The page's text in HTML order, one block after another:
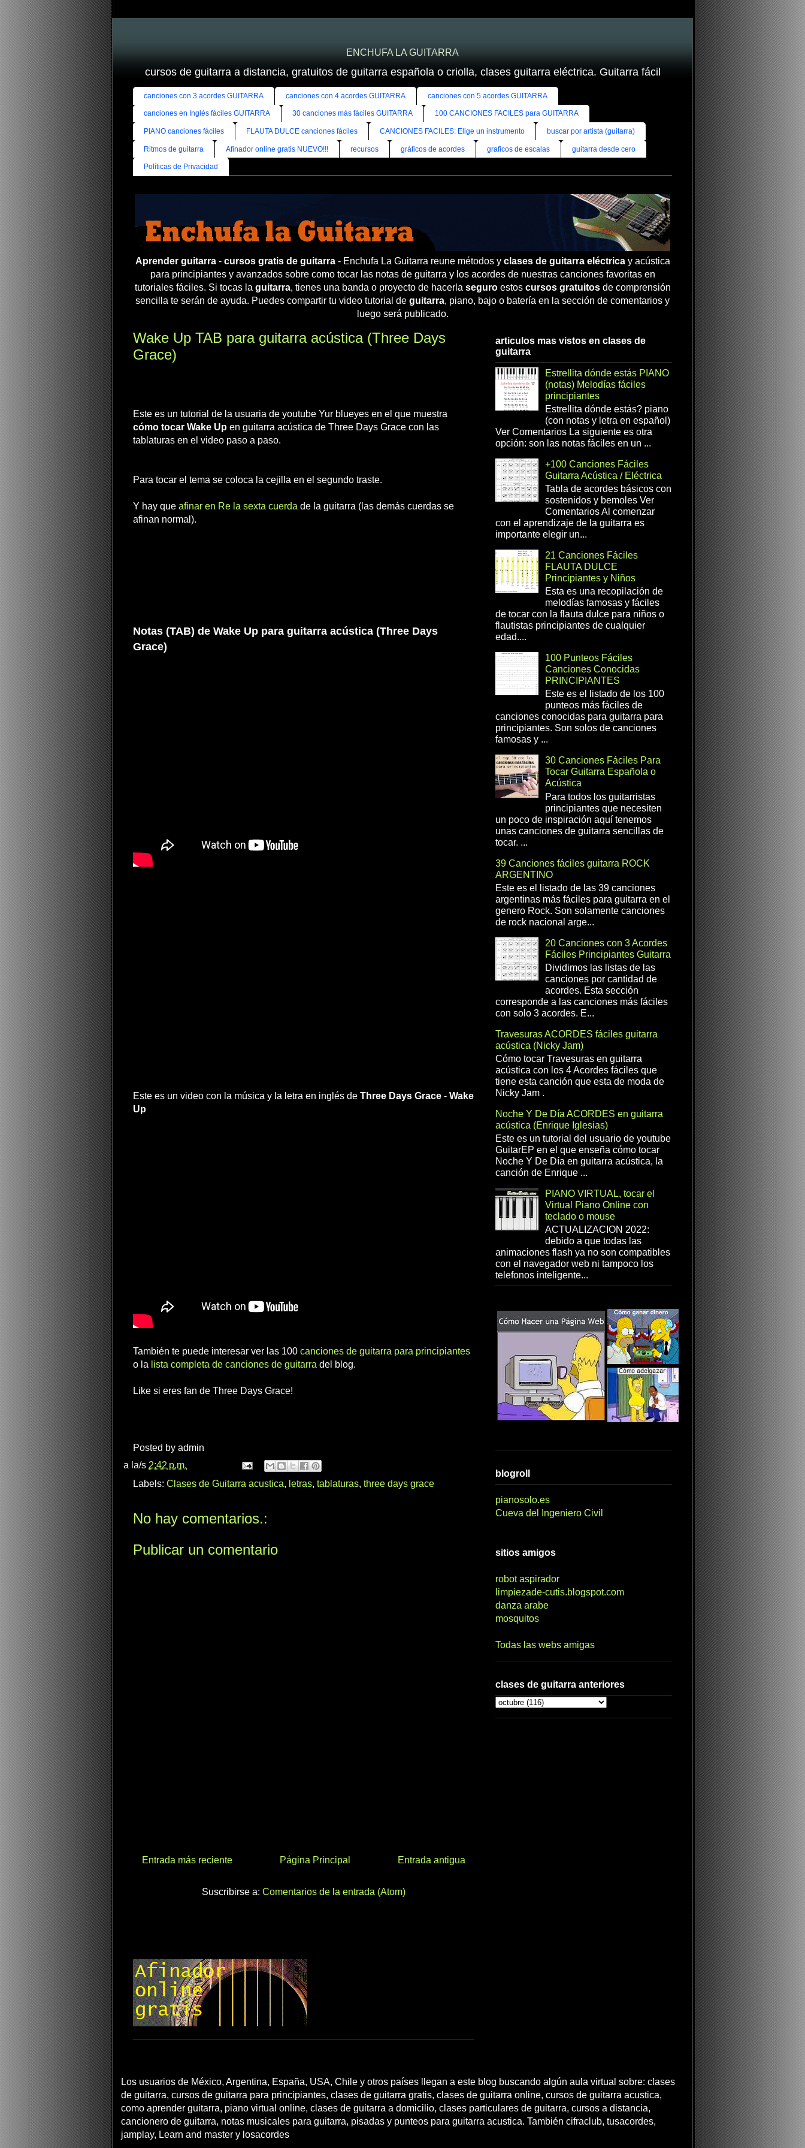
ENCHUFA LA GUITARRA
cursos de guitarra a distancia, gratuitos de guitarra española o criolla, clases guitarra eléctrica. Guitarra fácil
canciones con 3 acordes GUITARRA canciones con 4 acordes GUITARRA canciones con 5 acordes GUITARRA
canciones en Inglés fáciles GUITARRA 30 canciones más fáciles GUITARRA 100 CANCIONES FACILES para GUITARRA
PIANO canciones fáciles FLAUTA DULCE canciones fáciles CANCIONES FACILES: Elige un instrumento buscar por artista (guitarra)
Ritmos de guitarra Afinador online gratis NUEVO!!! recursos gráficos de acordes graficos de escalas guitarra desde cero
Políticas de Privacidad
Aprender guitarra- cursos gratis de guitarra- Enchufa La Guitarra reune métodos y clases de guitarra eléctricay acústica
para principiantes y avanzados sobre como tocar las notas de guitarra y los acordes de nuestras canciones favoritas en
tutoriales fáciles. Si tocas la guitarra, tienes una banda o proyecto de hacerla seguroestos cursos gratuitosde comprensión
sencilla te serán de ayuda. Puedes compartir tu video tutorial de guitarra, piano, bajo o batería en la sección de comentarios y
luego será publicado.
Wake Up TAB para guitarra acústica (Three Days
Grace)
Este es un tutorial de la usuaria de youtube Yur blueyes en el que muestra
cómo tocar Wake Up en guitarra acústica de Three Days Grace con las
tablaturas en el video paso a paso.
Para tocar el tema se coloca la cejilla en el segundo traste.
Y hay que afinar en Re la sexta cuerda de la guitarra (las demás cuerdas se
afinan normal).
Notas (TAB) de Wake Up para guitarra acústica (Three Days
Grace)
Este es un video con la música y la letra en inglés de Three Days Grace - Wake
Up
También te puede interesar ver las 100 canciones de guitarra para principiantes
o la lista completa de canciones de guitarra del blog.
Like si eres fan de Three Days Grace!
Posted by admin
a la/s 2:42 p.m.
Labels: Clases de Guitarra acustica, letras, tablaturas, three days grace
No hay comentarios.:
Publicar un comentario
Entrada más reciente Entrada antigua
Página Principal
Suscribirse a: Comentarios de la entrada (Atom)
articulos mas vistos en clases de
guitarra
Estrellita dónde estás PIANO
(notas) Melodías fáciles
principiantes
Estrellita dónde estás? piano
(con notas y letra en español)
Ver Comentarios La siguiente es otra
opción: son las notas fáciles en un ...
+100 Canciones Fáciles
Guitarra Acústica / Eléctrica
Tabla de acordes básicos con
sostenidos y bemoles Ver
Comentarios Al comenzar
con el aprendizaje de la guitarra es
importante elegir un...
21 Canciones Fáciles
FLAUTA DULCE
Principiantes y Niños
Esta es una recopilación de
melodías famosas y fáciles
de tocar con la flauta dulce para niños o
flautistas principiantes de cualquier
edad....
100 Punteos Fáciles
Canciones Conocidas
PRINCIPIANTES
Este es el listado de los 100
punteos más fáciles de
canciones conocidas para guitarra para
principiantes. Son solos de canciones
famosas y ...
30 Canciones Fáciles Para
Tocar Guitarra Española o
Acústica
Para todos los guitarristas
principiantes que necesiten
un poco de inspiración aquí tenemos
unas canciones de guitarra sencillas de
tocar. ...
39 Canciones fáciles guitarra ROCK
ARGENTINO
Este es el listado de las 39 canciones
argentinas más fáciles para guitarra en el
genero Rock. Son solamente canciones
de rock nacional arge...
20 Canciones con 3 Acordes
Fáciles Principiantes Guitarra
Dividimos las listas de las
canciones por cantidad de
acordes. Esta sección
corresponde a las canciones más fáciles
con solo 3 acordes. E...
Travesuras ACORDES fáciles guitarra
acústica (Nicky Jam)
Cómo tocar Travesuras en guitarra
acústica con los 4 Acordes fáciles que
tiene esta canción que esta de moda de
Nicky Jam .
Noche Y De Día ACORDES en guitarra
acústica (Enrique Iglesias)
Este es un tutorial del usuario de youtube
GuitarEP en el que enseña cómo tocar
Noche Y De Día en guitarra acústica, la
canción de Enrique ...
PIANO VIRTUAL, tocar el
Virtual Piano Online con
teclado o mouse
ACTUALIZACION 2022:
debido a que todas las
animaciones flash ya no son compatibles
con el navegador web ni tampoco los
telefonos inteligente...
blogroll
pianosolo.es
Cueva del Ingeniero Civil
sitios amigos
robot aspirador
limpiezade-cutis.blogspot.com
danza arabe
mosquitos
Todas las webs amigas
clases de guitarra anteriores
Los usuarios de México, Argentina, España, USA, Chile y otros países llegan a este blog buscando algún aula virtual sobre: clases
de guitarra, cursos de guitarra para principiantes, clases de guitarra gratis, clases de guitarra online, cursos de guitarra acustica,
como aprender guitarra, piano virtual online, clases de guitarra a domicilio, clases particulares de guitarra, cursos a distancia,
cancionero de guitarra, notas musicales para guitarra, pisadas y punteos para guitarra acustica. También cifraclub, tusacordes,
jamplay, Learn and master y losacordes